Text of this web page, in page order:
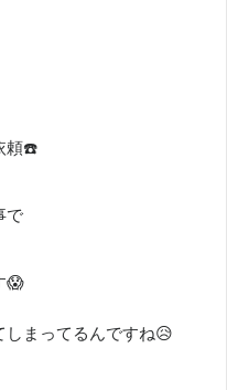
頼☎️
で
😱
しまってるんですね😥